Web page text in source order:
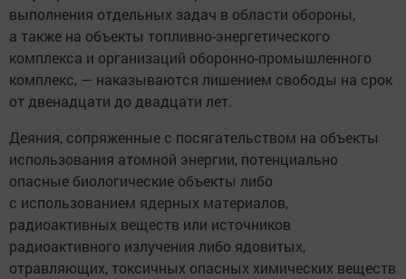
выполнения отдельных задач в области обороны,
а также на объекты топливно-энергетического
комплекса и организаций оборонно-промышленного
комплекс, — наказываются лишением свободы на срок
от двенадцати до двадцати лет.
Деяния, сопряженные с посягательством на объекты
использования атомной энергии, потенциально
опасные биологические объекты либо
с использованием ядерных материалов,
радиоактивных веществ или источников
радиоактивного излучения либо ядовитых,
отравляющих, токсичных опасных химических веществ